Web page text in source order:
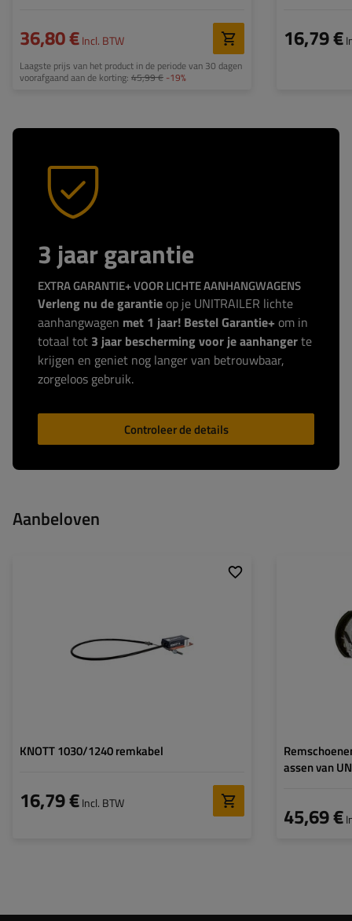
36,80 €Incl. BTW
Laagste prijs van het product in de periode van 30 dagen
voorafgaand aan de korting: 45,99 € -19%
16,79 €
3 jaar garantie
EXTRA GARANTIE+ VOOR LICHTE AANHANGWAGENS
Verleng nu de garantie op je UNITRAILER lichte
aanhangwagen met 1 jaar! Bestel Garantie+ om in
totaal tot 3 jaar bescherming voor je aanhangerte
krijgen en geniet nog langer van betrouwbaar,
zorgeloos gebruik.
Controleer de details
Aanbeloven
KNOTT 1030/1240 remkabel
16,79 €Incl. BTW
assen van
45,69 €
Breedte